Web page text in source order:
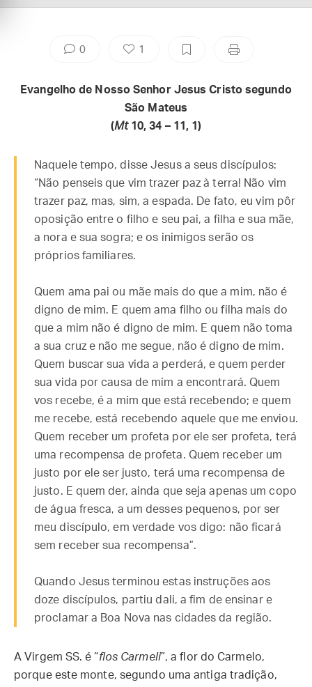
0 1
Evangelho de Nosso Senhor Jesus Cristo segundo
São Mateus
(Mt 10, 34 – 11, 1)
Naquele tempo, disse Jesus a seus discípulos:
“Não penseis que vim trazer paz à terra! Não vim
trazer paz, mas, sim, a espada. De fato, eu vim pôr
oposição entre o filho e seu pai, a filha e sua mãe,
a nora e sua sogra; e os inimigos serão os
próprios familiares.
Quem ama pai ou mãe mais do que a mim, não é
digno de mim. E quem ama filho ou filha mais do
que a mim não é digno de mim. E quem não toma
a sua cruz e não me segue, não é digno de mim.
Quem buscar sua vida a perderá, e quem perder
sua vida por causa de mim a encontrará. Quem
vos recebe, é a mim que está recebendo; e quem
me recebe, está recebendo aquele que me enviou.
Quem receber um profeta por ele ser profeta, terá
uma recompensa de profeta. Quem receber um
justo por ele ser justo, terá uma recompensa de
justo. E quem der, ainda que seja apenas um copo
de água fresca, a um desses pequenos, por ser
meu discípulo, em verdade vos digo: não ficará
sem receber sua recompensa”.
Quando Jesus terminou estas instruções aos
doze discípulos, partiu dali, a fim de ensinar e
proclamar a Boa Nova nas cidades da região.
A Virgem SS. é “flos Carmeli”, a flor do Carmelo,
porque este monte, segundo uma antiga tradição,